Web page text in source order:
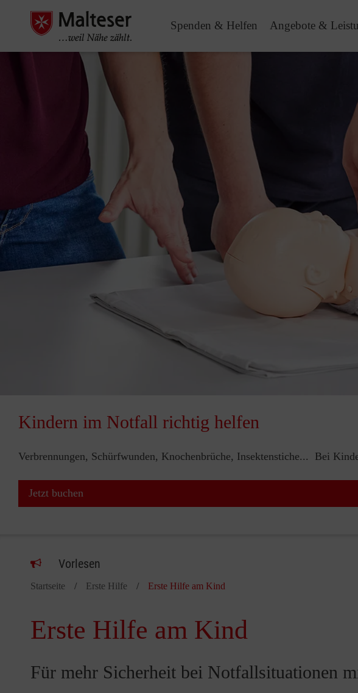
Spenden & Helfen Angebote &
Kindern im Notfall richtig helfen
Verbrennungen, Schürfwunden, Knochenbrüche, Insektenstiche... Bei
Jetzt buchen
Vorlesen
Startseite Erste Hilfe Erste Hilfe am Kind
Erste Hilfe am Kind
Für mehr Sicherheit bei Notfallsituationen